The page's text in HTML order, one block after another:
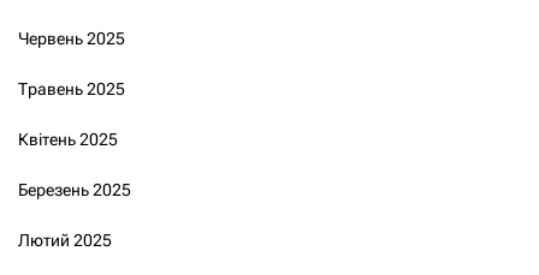
Червень 2025
Травень 2025
Квітень 2025
Березень 2025
Лютий 2025